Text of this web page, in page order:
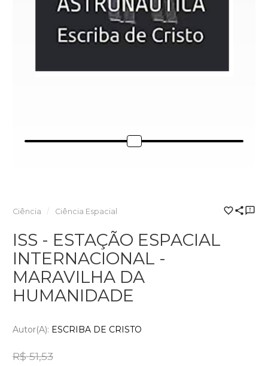
Ciência Ciência Espacial
ISS - ESTAÇÃO ESPACIAL
INTERNACIONAL -
MARAVILHA DA
HUMANIDADE
Autor(a): ESCRIBA DE CRISTO
R$ 51,53